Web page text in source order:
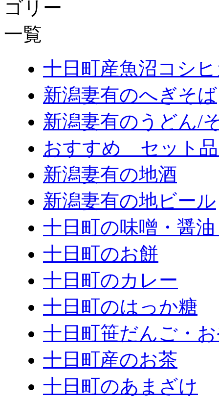
十日町産魚沼コシ
新潟妻有のへぎそば
新潟妻有のうどん/
おすすめ セット
新潟妻有の地酒
新潟妻有の地ビール
十日町の味噌・醤
十日町のお餅
十日町のカレー
十日町のはっか糖
十日町笹だんご・
十日町産のお茶
十日町のあまざけ